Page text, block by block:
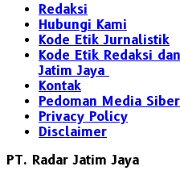
Redaksi
Hubungi Kami
Kode Etik Jurnalistik
Kode Etik Redaksi
Jatim Jaya
Kontak
Pedoman Media Siber
Privacy Policy
Disclaimer
PT. Radar Jatim Jaya